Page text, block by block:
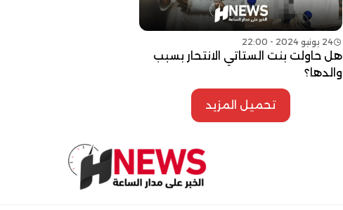
24 يونيو 2024 - 22:00
هل حاولت بنت الستاتي الانتحار بسبب
والدها؟
تحميل المزيد